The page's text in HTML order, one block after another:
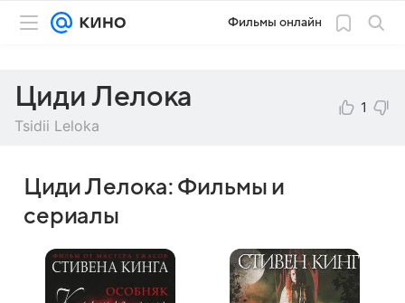
Фильмы онлайн
Циди Лелока
Tsidii Leloka
1
Циди Лелока: Фильмы и
сериалы